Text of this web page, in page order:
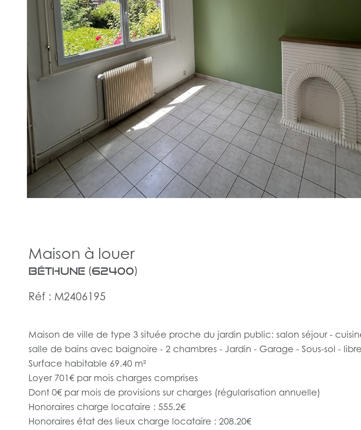
Maison à louer
Béthune (62400)
Réf : M2406195
Maison de ville de type 3 située proche du jardin public: salon séjour -
salle de bains avec baignoire - 2 chambres - Jardin - Garage - Sous-sol -
Surface habitable 69.40 m²
Loyer 701€ par mois charges comprises
Dont 0€ par mois de provisions sur charges (régularisation annuelle)
Honoraires charge locataire : 555.2€
Honoraires état des lieux charge locataire : 208.20€